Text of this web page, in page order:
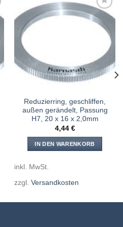
hinzufügen
Reduzierring, geschliffen,
außen gerändelt, Passung
H7, 20 x 16 x 2,0mm
4,44 €
IN DEN WARENKORB
inkl. MwSt.
zzgl. Versandkosten